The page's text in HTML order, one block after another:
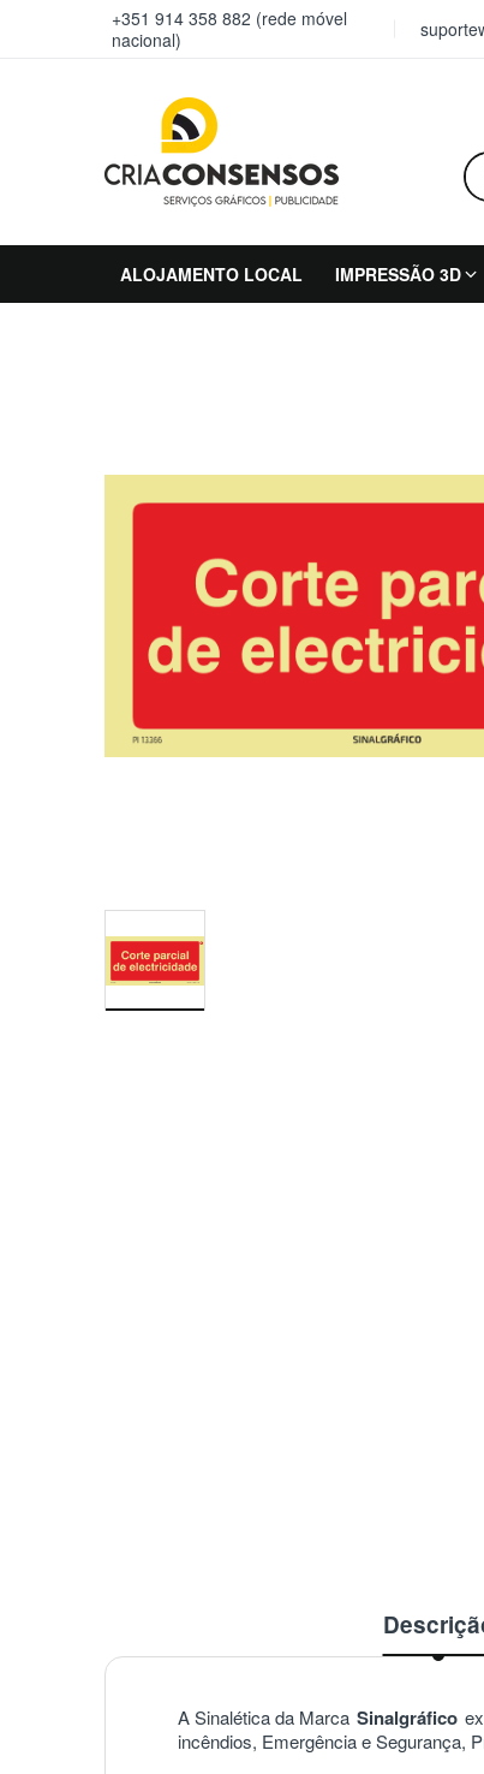
+351 914 358 882 (rede móvel
nacional)
ALOJAMENTO LOCAL IMPRESSÃO 3D
A Sinalética da Marca Sinalgráfico
incêndios, Emergência e Segurança,